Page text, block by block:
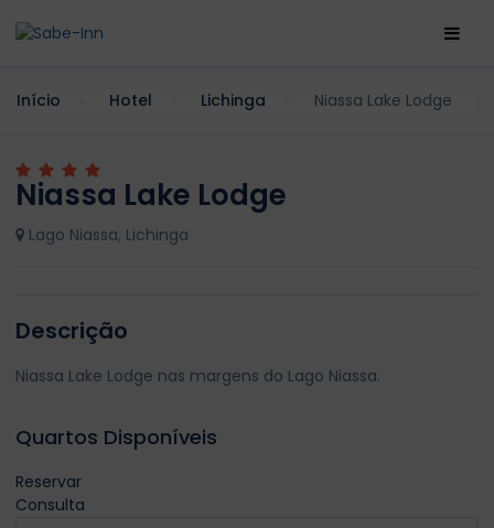
Início Hotel Lichinga Niassa Lake Lodge
Niassa Lake Lodge
Lago Niassa, Lichinga
Descrição
Niassa Lake Lodge nas margens do Lago Niassa.
Quartos Disponíveis
Reservar
Consulta